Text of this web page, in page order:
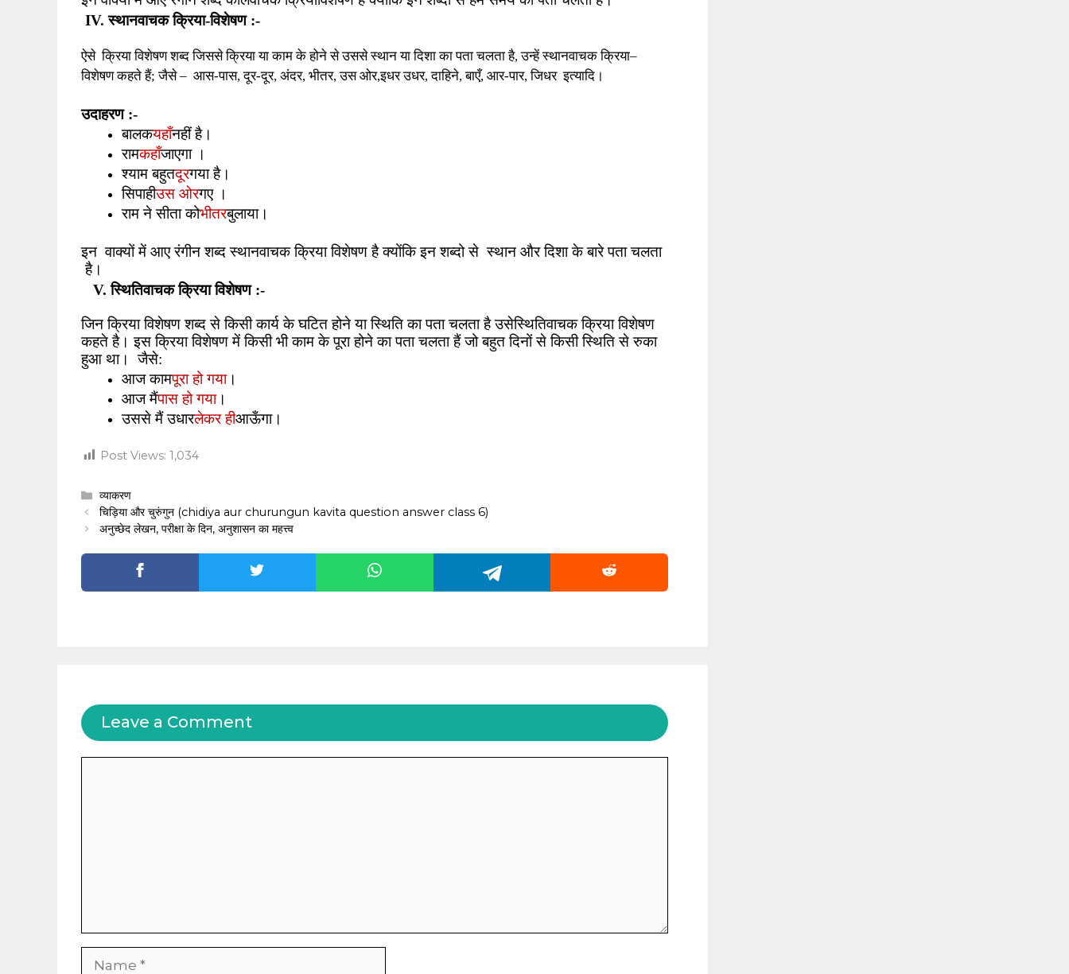
IV.स्थानवाचक क्रिया-विशेषण :-
ऐसे क्रिया विशेषण शब्दजिससे क्रिया या काम के होनेसे उससेस्थान या दिशा का पता चलता है,उन्हें स्थानवाचक क्रिया–
विशेषण कहते हैं;जैसे– आस-पास,दूर-दूर, अंदर, भीतर,उस ओर,इधर उधर,दाहिने,बाएँ, आर-पार,जिधर इत्यादि।
उदाहरण:-
बालकयहाँनहीं है।
रामकहाँजाएगा ।
श्याम बहुतदूरगया है।
सिपाहीउस ओरगए ।
राम ने सीता कोभीतरबुलाया।
इन वाक्यों में आए रंगीन शब्द स्थानवाचक क्रिया विशेषण है क्योंकि इन शब्दो से स्थान और दिशा के बारे पता चलता
है।
V.स्थितिवाचक क्रिया विशेषण :-
जिन क्रिया विशेषण शब्द से किसी कार्य के घटित होने या स्थिति का पता चलता है उसेस्थितिवाचक क्रिया विशेषण
कहते है। इस क्रिया विशेषण में किसी भी काम के पूरा होने का पता चलता हैं जो बहुत दिनों से किसी स्थिति से रुका
हुआ था।
जैसे:
आज कामपूरा हो गया।
आज मैंपास हो गया।
उससे मैं उधारलेकर हीआऊँगा।
Post Views: 1,034
Categories
व्याकरण
चिड़िया और चुरुंगुन (chidiya aur churungun kavita question answer class 6)
अनुच्छेद लेखन, परीक्षा के दिन, अनुशासन का महत्त्व
Leave a Comment